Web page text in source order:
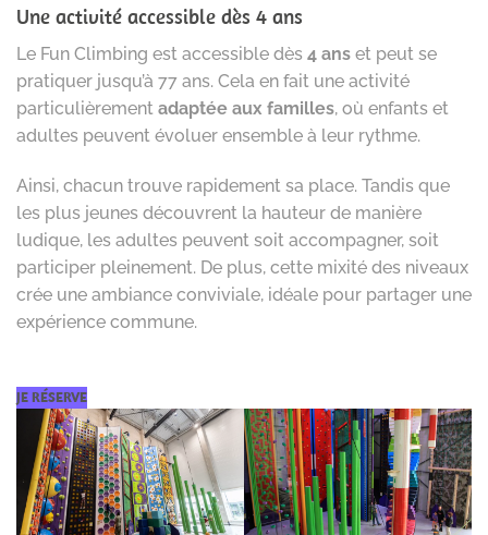
Une activité accessible dès 4 ans
Le Fun Climbing est accessible dès 4 ans et peut se
pratiquer jusqu’à 77 ans. Cela en fait une activité
particulièrement adaptée aux familles, où enfants et
adultes peuvent évoluer ensemble à leur rythme.
Ainsi, chacun trouve rapidement sa place. Tandis que
les plus jeunes découvrent la hauteur de manière
ludique, les adultes peuvent soit accompagner, soit
participer pleinement. De plus, cette mixité des niveaux
crée une ambiance conviviale, idéale pour partager une
expérience commune.
JE RÉSERVE